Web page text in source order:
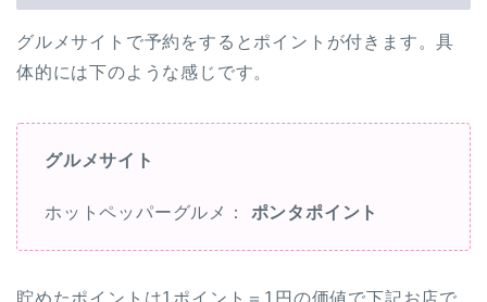
グルメサイトで予約をするとポイントが付きます。具
体的には下のような感じです。
グルメサイト
ホットペッパーグルメ： ポンタポイント
貯めたポイントは1ポイント＝1円の価値で下記お店で